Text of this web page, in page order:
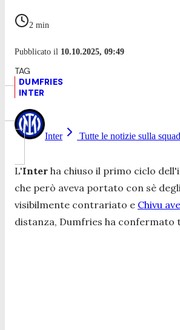
2 min
Pubblicato il 10.10.2025, 09:49
DUMFRIES
INTER
Inter Tutte le notizie sulla
L'Inter ha chiuso il primo ciclo
che però aveva portato con sè
visibilmente contrariato e Chivu
distanza, Dumfries ha confermato